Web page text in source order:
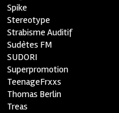
Spike
Stereotype
Strabisme Auditif
Sudètes FM
SUDORI
Superpromotion
TeenageFrxxs
Thomas Berlin
Treas